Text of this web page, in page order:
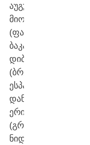
აუგუსტ
მიოლერი
(ფალკონი),
ბაკარი
დიბა
(ბრეოგანი,
ესპანეთი),
დანე
ერიკსტრუპი
(გრონინგენი,
ნიდერლანდები),